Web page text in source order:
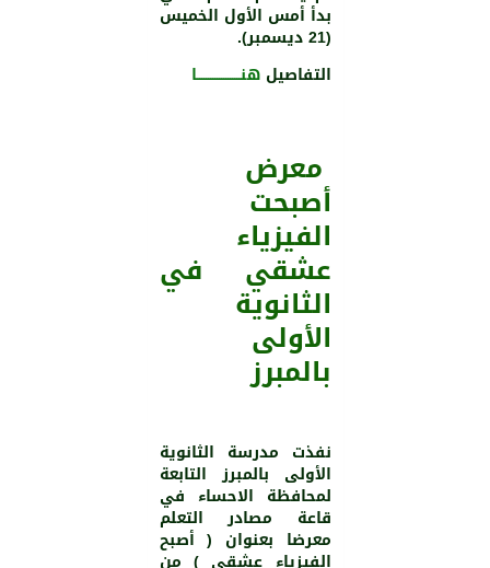
بدأ أمس الأول الخميس
(21 ديسمبر).
التفاصيلهنــــــــــــــــــــا
معرض
أصبحت
الفيزياء
عشقي في
الثانوية
اﻷولى
بالمبرز
نفذت مدرسة الثانوية
اﻷولى بالمبرز التابعة
لمحافظة الاحساء في
قاعة مصادر التعلم
معرضا بعنوان ( أصبح